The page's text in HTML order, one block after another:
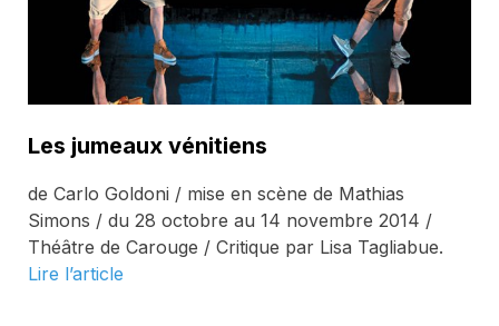
Les jumeaux vénitiens
de Carlo Goldoni / mise en scène de Mathias
Simons / du 28 octobre au 14 novembre 2014 /
Théâtre de Carouge / Critique par Lisa Tagliabue.
Lire l’article